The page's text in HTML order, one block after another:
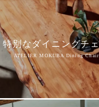
特別なダイニングチ